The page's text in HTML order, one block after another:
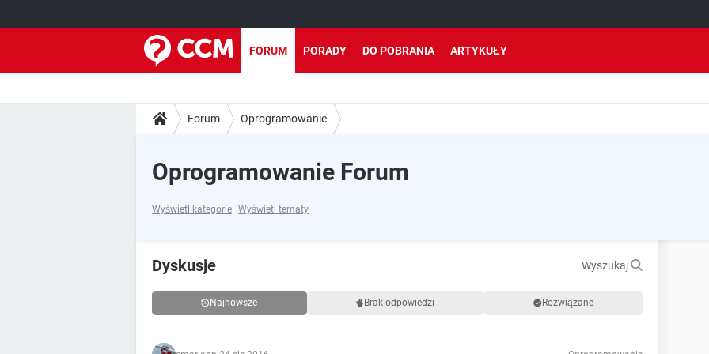
FORUM PORADY DO POBRANIA ARTYKUŁY
Forum Oprogramowanie
Oprogramowanie Forum
Wyświetl kategorie Wyświetl tematy
Dyskusje Wyszukaj
Najnowsze Brak odpowiedzi Rozwiązane